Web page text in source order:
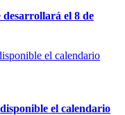
el 8 de
el calendario